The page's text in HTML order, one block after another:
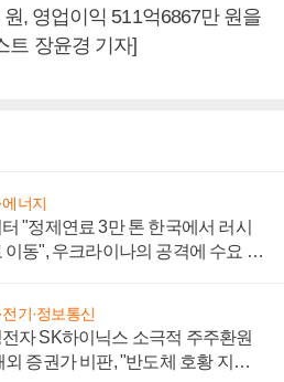
, 영업이익 511억6867만 원을
트 장윤경 기자]
에너지
"정제연료 3만 톤 한국에서 러시
이동", 우크라이나의 공격에 수요 늘
전기·정보통신
자 SK하이닉스 소극적 주주환원
외 증권가 비판, "반도체 호황 지속